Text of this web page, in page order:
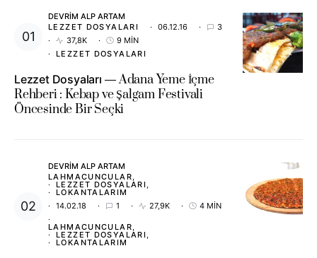
DEVRIM ALP ARTAM
LEZZET DOSYALARI
06.12.16
3
37,8K
9 MIN
LEZZET DOSYALARI
Lezzet Dosyaları
Adana Yeme İçme
Rehberi : Kebap ve Şalgam Festivali
Öncesinde Bir Seçki
DEVRIM ALP ARTAM
LAHMACUNCULAR
LEZZET DOSYALARI
LOKANTALARIM
14.02.18
1 27,9K 4 MIN
LAHMACUNCULAR
LEZZET DOSYALARI
LOKANTALARIM